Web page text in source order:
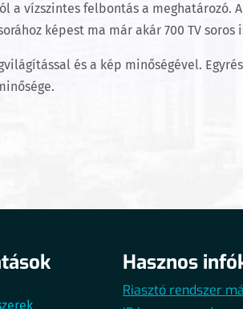
a vízszintes felbontás a meghatározó.
képest ma már akár 700 TV soros
és a kép minőségével.
Hasznos
Riasztó rendszer